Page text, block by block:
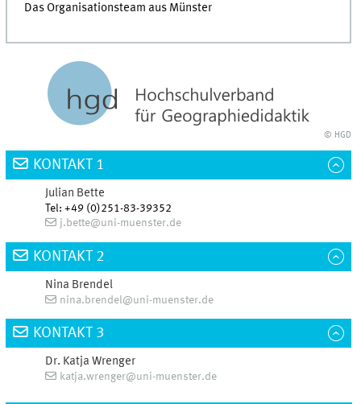
Das Organisationsteam aus Münster
© HGD
KONTAKT 1
Julian Bette
Tel:+49 (0)251-83-39352
j.bette@uni-muenster.de
KONTAKT 2
Nina Brendel
nina.brendel@uni-muenster.de
KONTAKT 3
Dr. Katja Wrenger
katja.wrenger@uni-muenster.de